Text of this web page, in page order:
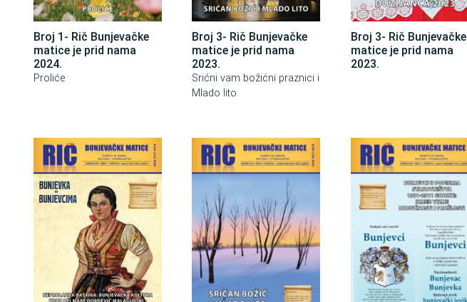
Broj 1- Rič Bunjevačke
matice je prid nama
2024.
Proliće
Broj 3- Rič Bunjevačke
matice je prid nama
2023.
Srićni vam božićni praznici i
Mlado lito
Broj 3- Rič Bunjevačke
matice je prid nama
2023.